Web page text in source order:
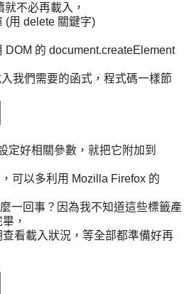
不必再載入，
(用 delete 關鍵字)
DOM 的 document.createElement
我們需要的函式，程式碼一樣節
定好相關參數，就把它附加到
可以多利用 Mozilla Firefox 的
一回事？因為我不知道這些標籤產
，
看載入狀況，等全部都準備好再